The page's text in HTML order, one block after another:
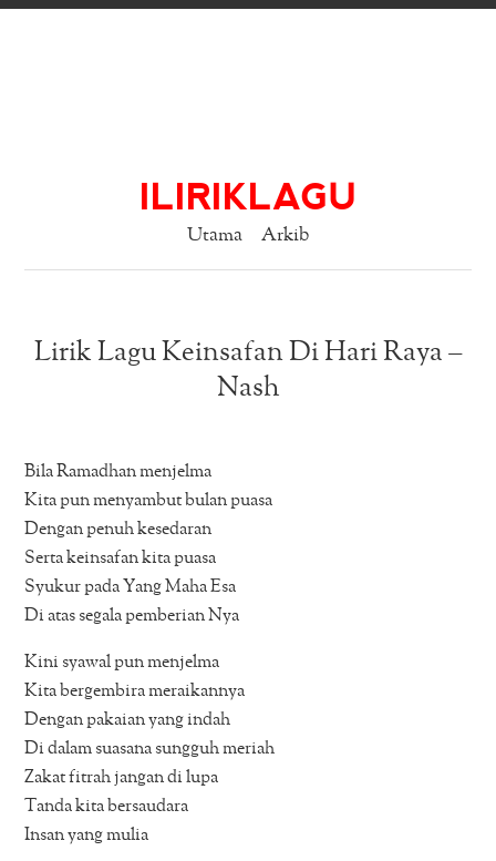
ILIRIKLAGU
Utama Arkib
Lirik Lagu Keinsafan Di Hari Raya –
Nash
Bila Ramadhan menjelma
Kita pun menyambut bulan puasa
Dengan penuh kesedaran
Serta keinsafan kita puasa
Syukur pada Yang Maha Esa
Di atas segala pemberian Nya
Kini syawal pun menjelma
Kita bergembira meraikannya
Dengan pakaian yang indah
Di dalam suasana sungguh meriah
Zakat fitrah jangan di lupa
Tanda kita bersaudara
Insan yang mulia